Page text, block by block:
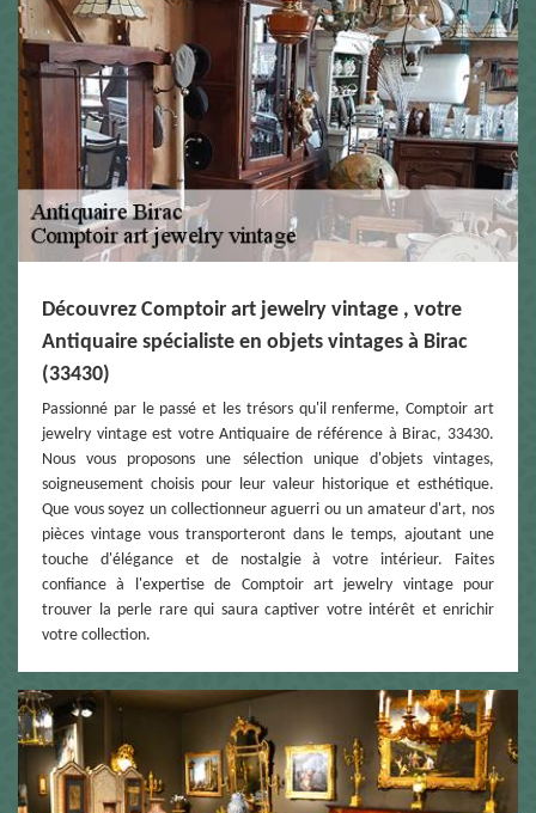
Découvrez Comptoir art jewelry vintage , votre
Antiquaire spécialiste en objets vintages à Birac
(33430)
Passionné par le passé et les trésors qu'il renferme, Comptoir art
jewelry vintage est votre Antiquaire de référence à Birac, 33430.
Nous vous proposons une sélection unique d'objets vintages,
soigneusement choisis pour leur valeur historique et esthétique.
Que vous soyez un collectionneur aguerri ou un amateur d'art, nos
pièces vintage vous transporteront dans le temps, ajoutant une
touche d'élégance et de nostalgie à votre intérieur. Faites
confiance à l'expertise de Comptoir art jewelry vintage pour
trouver la perle rare qui saura captiver votre intérêt et enrichir
votre collection.